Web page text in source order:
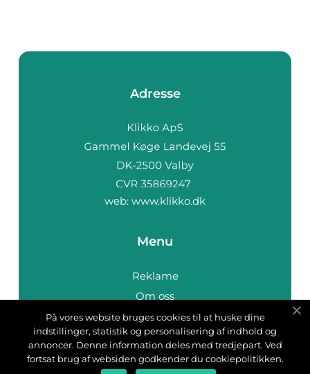
Adresse
web: www.klikko.dk
Menu
Reklame
Om oss
Cookies
Kontakt Oss
Sitemap
På vores website bruges cookies til at huske dine
indstillinger, statistik og personalisering af indhold og
annoncer. Denne information deles med tredjepart. Ved
fortsat brug af websiden godkender du cookiepolitikken.